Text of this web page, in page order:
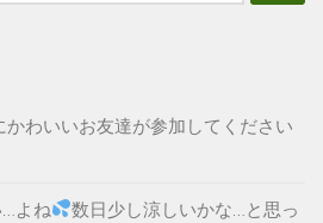
わいいお友達が参加してください
よね 数日少し涼しいかな…と思っ